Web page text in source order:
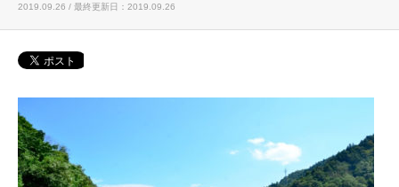
2019.09.26 / 最終更新日：2019.09.26